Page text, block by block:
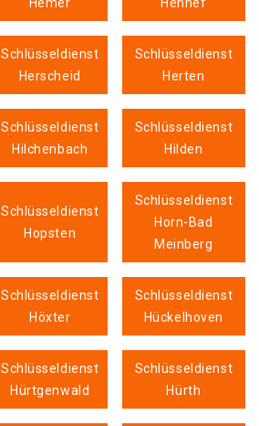
Schlüsseldienst
Herscheid
Schlüsseldienst
Herten
Schlüsseldienst
Hilchenbach
Schlüsseldienst
Hilden
Schlüsseldienst
Hopsten
Schlüsseldienst
Horn-Bad
Meinberg
Schlüsseldienst
Höxter
Schlüsseldienst
Hückelhoven
Schlüsseldienst
Hürtgenwald
Schlüsseldienst
Hürth